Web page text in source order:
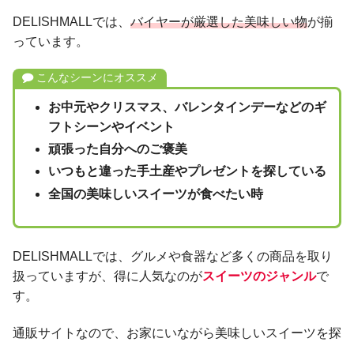
DELISHMALLでは、 バイヤーが厳選した美味しい物が揃
っています。
こんなシーンにオススメ
お中元やクリスマス、バレンタインデーなどのギ
フトシーンやイベント
頑張った自分へのご褒美
いつもと違った手土産やプレゼントを探している
全国の美味しいスイーツが食べたい時
DELISHMALLでは、グルメや食器など多くの商品を取り
扱っていますが、得に人気なのがスイーツのジャンルで
す。
通販サイトなので、お家にいながら美味しいスイーツを探